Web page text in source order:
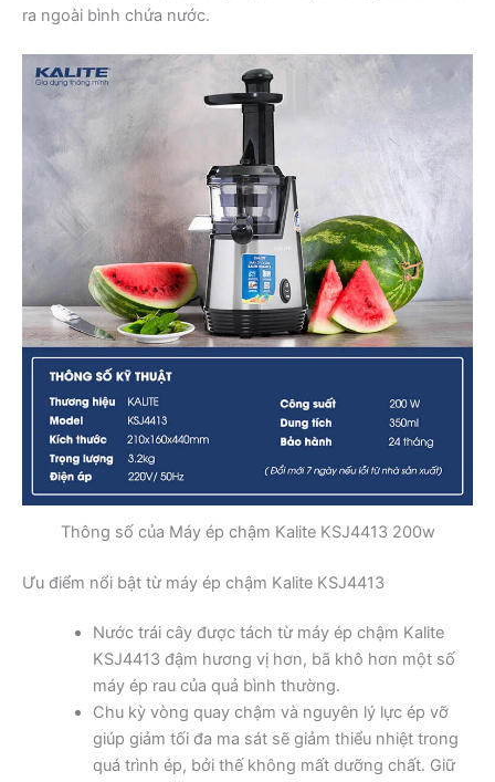
ra ngoài bình chứa nước.
Thông số của Máy ép chậm Kalite KSJ4413 200w
Ưu điểm nổi bật từ máy ép chậm Kalite KSJ4413
Nước trái cây được tách từ máy ép chậm Kalite
KSJ4413 đậm hương vị hơn, bã khô hơn một số
máy ép rau của quả bình thường.
Chu kỳ vòng quay chậm và nguyên lý lực ép vỡ
giúp giảm tối đa ma sát sẽ giảm thiểu nhiệt trong
quá trình ép, bởi thế không mất dưỡng chất. Giữ